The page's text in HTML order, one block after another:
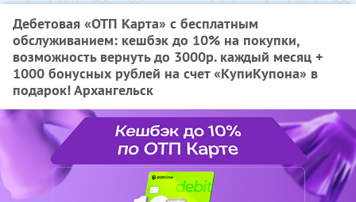
Дебетовая «ОТП Карта» с бесплатным
обслуживанием: кешбэк до 10% на покупки,
возможность вернуть до 3000р. каждый месяц +
1000 бонусных рублей на счет «КупиКупона» в
подарок! Архангельск